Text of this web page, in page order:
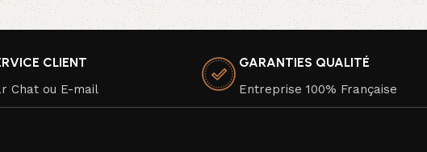
CLIENT
Chat ou E-mail
GARANTIES QUALITÉ
Entreprise 100% Française